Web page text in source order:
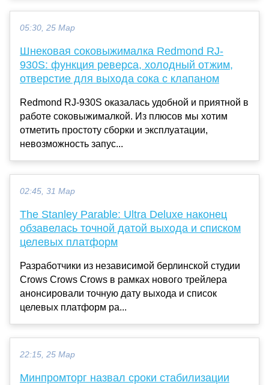
05:30, 25 Мар
Шнековая соковыжималка Redmond RJ-
930S: функция реверса, холодный отжим,
отверстие для выхода сока с клапаном
Redmond RJ-930S оказалась удобной и приятной в
работе соковыжималкой. Из плюсов мы хотим
отметить простоту сборки и эксплуатации,
невозможность запус...
02:45, 31 Мар
The Stanley Parable: Ultra Deluxe наконец
обзавелась точной датой выхода и списком
целевых платформ
Разработчики из независимой берлинской студии
Crows Crows Crows в рамках нового трейлера
анонсировали точную дату выхода и список
целевых платформ ра...
22:15, 25 Мар
Минпромторг назвал сроки стабилизации